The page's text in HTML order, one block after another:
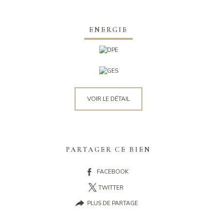
ENERGIE
VOIR LE DÉTAIL
PARTAGER CE BIEN
FACEBOOK
TWITTER
PLUS DE PARTAGE